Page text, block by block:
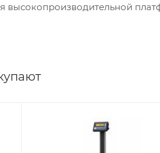
высокопроизводительной
и надежности сети,
новейших протоколов
дисплей QVGA с подсветкой